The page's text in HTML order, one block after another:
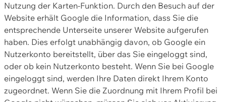
Nutzung der Karten-Funktion. Durch den Besuch auf der
Website erhält Google die Information, dass Sie die
entsprechende Unterseite unserer Website aufgerufen
haben. Dies erfolgt unabhängig davon, ob Google ein
Nutzerkonto bereitstellt, über das Sie eingeloggt sind,
oder ob kein Nutzerkonto besteht. Wenn Sie bei Google
eingeloggt sind, werden Ihre Daten direkt Ihrem Konto
zugeordnet. Wenn Sie die Zuordnung mit Ihrem Profil bei